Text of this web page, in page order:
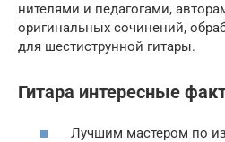
нителями и педагогами,
оригинальных сочинений,
для шестиструнной гитары.
Гитара интересные
Лучшим мастером по